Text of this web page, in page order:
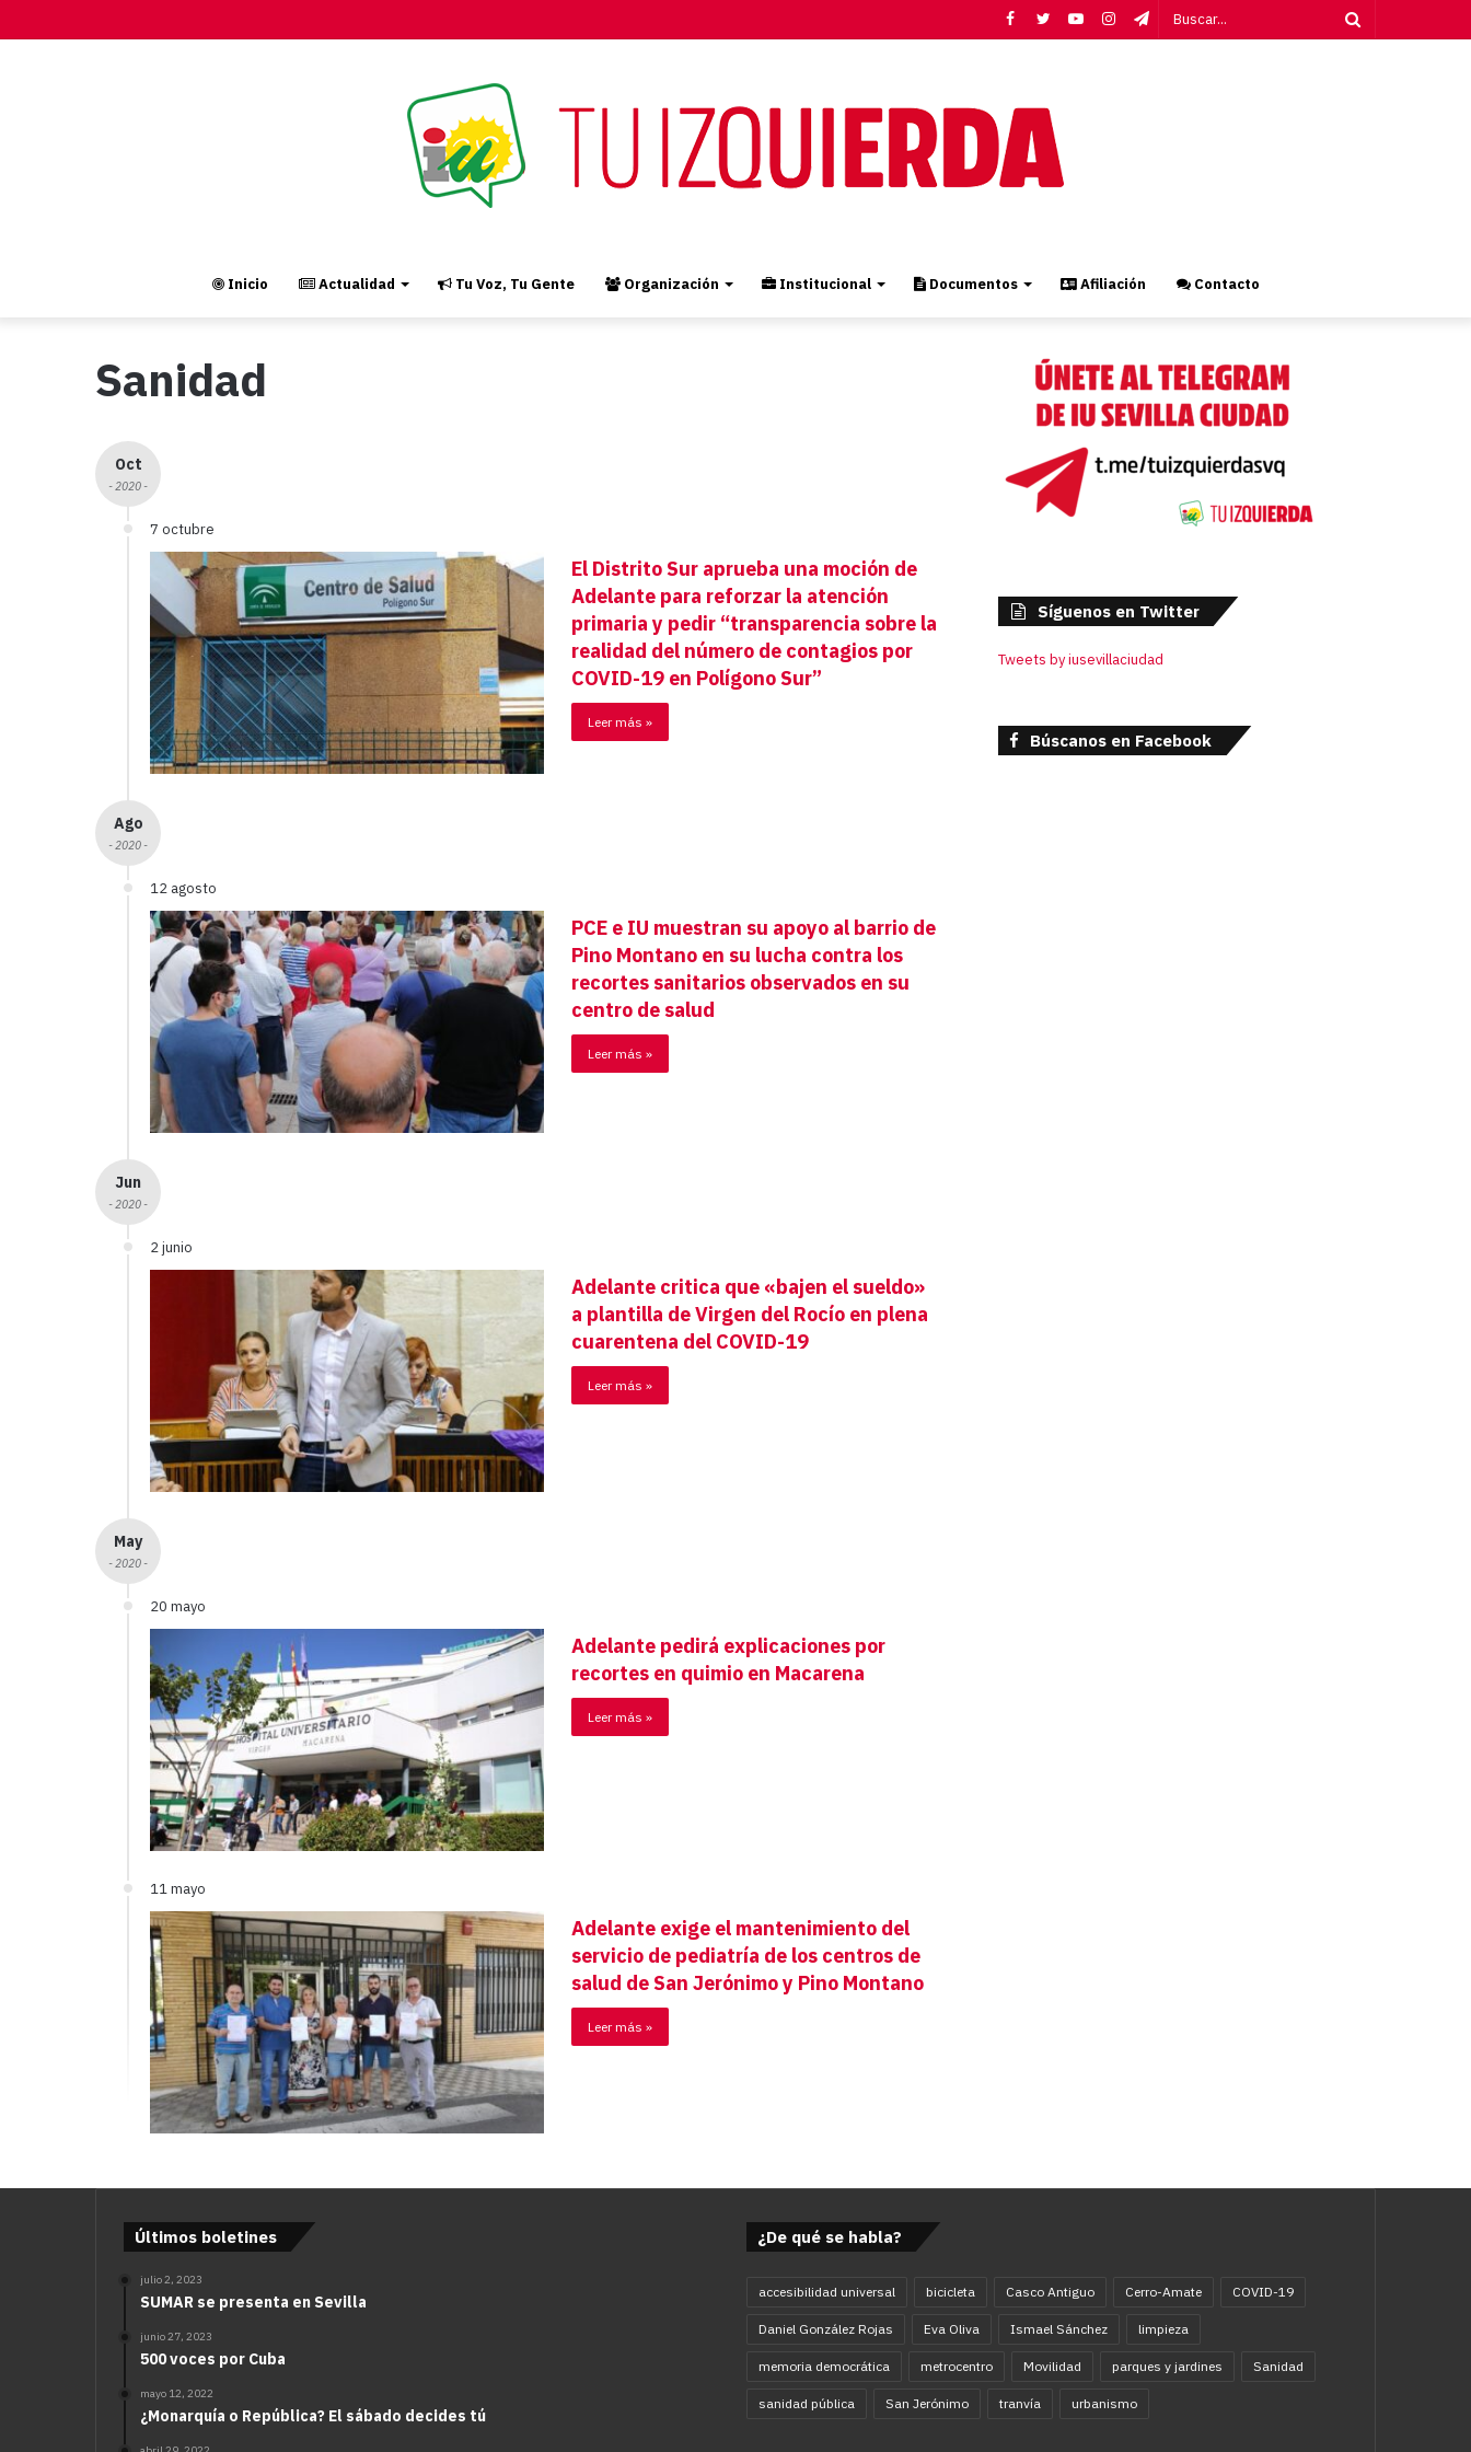
Telegram
Instagram
YouTube
Twitter
Facebook
Inicio Actualidad Tu Voz, Tu Gente Organización Institucional Documentos Afiliación Contacto
Sanidad
Oct
- 2020 -
7 octubre
El Distrito Sur aprueba una moción de
Adelante para reforzar la atención
primaria y pedir “transparencia sobre la
realidad del número de contagios por
COVID-19 en Polígono Sur”
Leer más »
Ago
- 2020 -
12 agosto
PCE e IU muestran su apoyo al barrio de
Pino Montano en su lucha contra los
recortes sanitarios observados en su
centro de salud
Leer más »
Jun
- 2020 -
2 junio
Adelante critica que «bajen el sueldo»
a plantilla de Virgen del Rocío en plena
cuarentena del COVID-19
Leer más »
May
- 2020 -
20 mayo
Adelante pedirá explicaciones por
recortes en quimio en Macarena
Leer más »
11 mayo
Adelante exige el mantenimiento del
servicio de pediatría de los centros de
salud de San Jerónimo y Pino Montano
Leer más »
Síguenos en Twitter
Tweets by iusevillaciudad
Búscanos en Facebook
Últimos boletines
julio 2, 2023
SUMAR se presenta en Sevilla
junio 27, 2023
500 voces por Cuba
mayo 12, 2022
¿Monarquía o República? El sábado decides tú
¿De qué se habla?
accesibilidad universal bicicleta Casco Antiguo Cerro-Amate COVID-19
Daniel González Rojas Eva Oliva Ismael Sánchez limpieza
memoria democrática metrocentro Movilidad parques y jardines Sanidad
sanidad pública San Jerónimo tranvía urbanismo